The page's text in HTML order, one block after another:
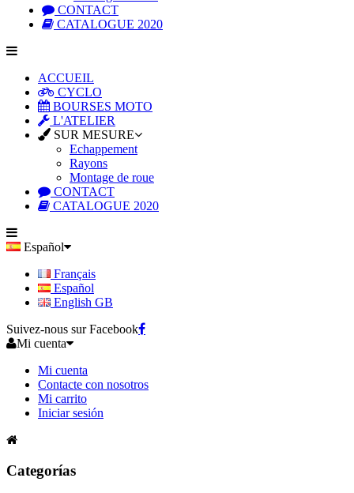
CONTACT
CATALOGUE 2020
ACCUEIL
CYCLO
BOURSES MOTO
L'ATELIER
SUR MESURE
Echappement
Rayons
Montage de roue
CONTACT
CATALOGUE 2020
Español
Français
Español
English GB
Suivez-nous sur Facebook
Mi cuenta
Mi cuenta
Contacte con nosotros
Mi carrito
Iniciar sesión
Categorías